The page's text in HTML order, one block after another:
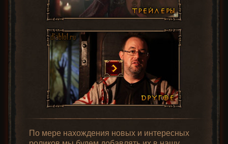
По мере нахождения новых и интересных